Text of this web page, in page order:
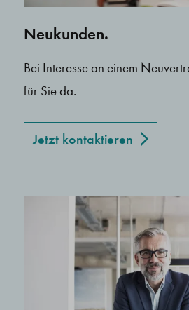
Neukunden.
Bei Interesse an einem
für Sie da.
Jetzt kontaktieren